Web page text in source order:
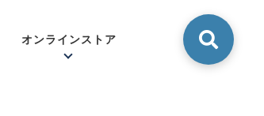
オンラインストア